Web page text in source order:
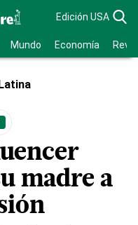
Edición USA
Mundo Economía
madre a